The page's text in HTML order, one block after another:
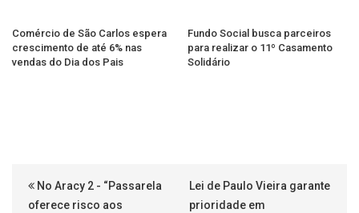
Comércio de São Carlos espera
crescimento de até 6% nas
vendas do Dia dos Pais
Fundo Social busca parceiros
para realizar o 11º Casamento
Solidário
No Aracy 2 - “Passarela
oferece risco aos
Lei de Paulo Vieira garante
prioridade em